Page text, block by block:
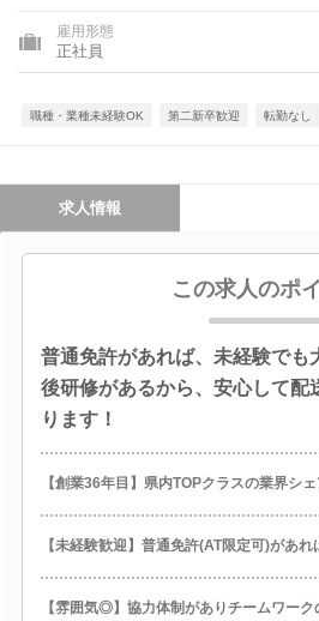
雇用形態
正社員
職種・業種未経験OK 第二新卒歓迎 転勤なし
求人情報
この求人のポ
普通免許があれば、未経験で
後研修があるから、安心して配
ります！
【創業36年目】県内TOPクラスの業界シ
【未経験歓迎】普通免許(AT限定可)があれ
【雰囲気◎】協力体制がありチームワーク